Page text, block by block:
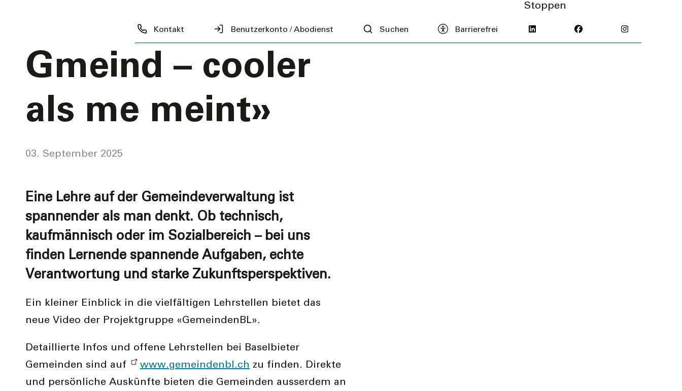
Stoppen
Kontakt Benutzerkonto / Abodienst Suchen Barrierefrei
– «Schaffe bi dr
Gmeind – cooler
als me meint»
03. September 2025
Eine Lehre auf der Gemeindeverwaltung ist
spannender als man denkt. Ob technisch,
kaufmännisch oder im Sozialbereich – bei uns
finden Lernende spannende Aufgaben, echte
Verantwortung und starke Zukunftsperspektiven.
Ein kleiner Einblick in die vielfältigen Lehrstellen bietet das
neue Video der Projektgruppe «GemeindenBL».
Detaillierte Infos und offene Lehrstellen bei Baselbieter
Gemeinden sind auf
www.gemeindenbl.ch zu finden. Direkte
und persönliche Auskünfte bieten die Gemeinden ausserdem an